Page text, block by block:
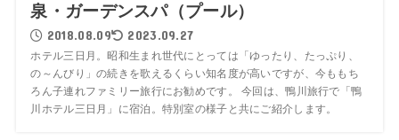
泉・ガーデンスパ（プール）
2018.08.09 2023.09.27
ホテル三日月。昭和生まれ世代にとっては「ゆったり、たっぷり、
の～んびり」の続きを歌えるくらい知名度が高いですが、今ももち
ろん子連れファミリー旅行にお勧めです。 今回は、鴨川旅行で「鴨
川ホテル三日月」に宿泊。特別室の様子と共にご紹介します。